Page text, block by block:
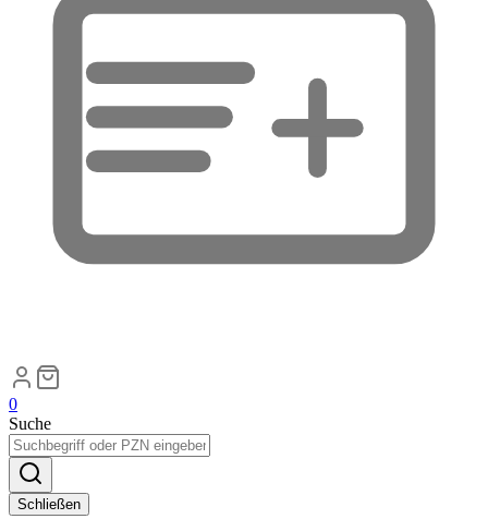
0
Suche
Schließen